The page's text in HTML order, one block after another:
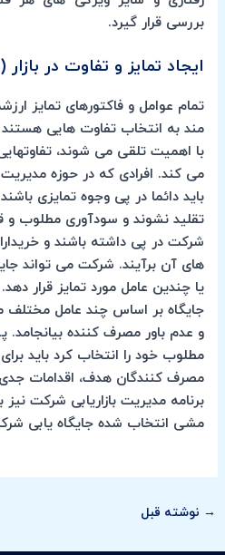
بررسی قرار گیرد.
ایجاد تمایز و تفاوت در بازار (Differentiation)
تمام عوامل و فاکتورهای تمایز
مند به انتخاب تفاوت هایی
با اهمیت تلقی می شوند،
می کند. افرادی که در حوزه مدیریت
باید دائما در پی وجوه تمایزی
تقلید نشوند و سودآوری مطلوب و
شرکت در پی داشته باشند و
های آن برآیند. شرکت می تواند
یا چندین عامل مورد تمایز قرار
جایگاه بر اساس چند عامل مختلف
و عدم باور مصرف کننده بیانجامد.
مطلوب خود را انتخاب کرد باید برای
مصرف کنندگان هدف، اقدامات
برنامه مدیریت بازاریابی شرکت
مشی انتخاب شده جایگاه یابی
→ نوشته قبل